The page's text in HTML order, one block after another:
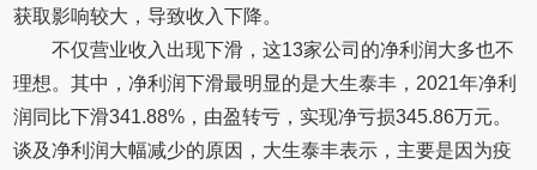
获取影响较大，导致收入下降。
不仅营业收入出现下滑，这13家公司的净利润大多也不
理想。其中，净利润下滑最明显的是大生泰丰，2021年净利
润同比下滑341.88%，由盈转亏，实现净亏损345.86万元。
谈及净利润大幅减少的原因，大生泰丰表示，主要是因为疫